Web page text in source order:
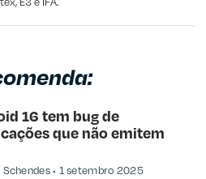
16 tem bug de
que não emitem
1 setembro 2025